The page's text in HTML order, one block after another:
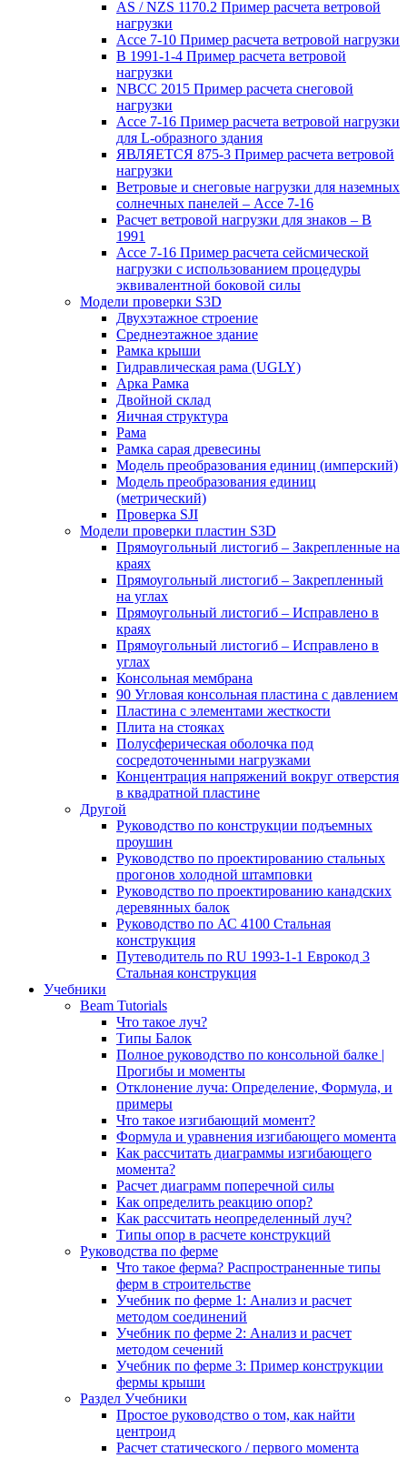
AS / NZS 1170.2 Пример расчета ветровой
нагрузки
Ассе 7-10 Пример расчета ветровой нагрузки
В 1991-1-4 Пример расчета ветровой
нагрузки
NBCC 2015 Пример расчета снеговой
нагрузки
Ассе 7-16 Пример расчета ветровой нагрузки
для L-образного здания
ЯВЛЯЕТСЯ 875-3 Пример расчета ветровой
нагрузки
Ветровые и снеговые нагрузки для наземных
солнечных панелей – Ассе 7-16
Расчет ветровой нагрузки для знаков – В
1991
Ассе 7-16 Пример расчета сейсмической
нагрузки с использованием процедуры
эквивалентной боковой силы
Модели проверки S3D
Двухэтажное строение
Среднеэтажное здание
Рамка крыши
Гидравлическая рама (UGLY)
Арка Рамка
Двойной склад
Яичная структура
Рама
Рамка сарая древесины
Модель преобразования единиц (имперский)
Модель преобразования единиц
(метрический)
Проверка SJI
Модели проверки пластин S3D
Прямоугольный листогиб – Закрепленные на
краях
Прямоугольный листогиб – Закрепленный
на углах
Прямоугольный листогиб – Исправлено в
краях
Прямоугольный листогиб – Исправлено в
углах
Консольная мембрана
90 Угловая консольная пластина с давлением
Пластина с элементами жесткости
Плита на стояках
Полусферическая оболочка под
сосредоточенными нагрузками
Концентрация напряжений вокруг отверстия
в квадратной пластине
Другой
Руководство по конструкции подъемных
проушин
Руководство по проектированию стальных
прогонов холодной штамповки
Руководство по проектированию канадских
деревянных балок
Руководство по АС 4100 Стальная
конструкция
Путеводитель по RU 1993-1-1 Еврокод 3
Стальная конструкция
Учебники
Beam Tutorials
Что такое луч?
Типы Балок
Полное руководство по консольной балке |
Прогибы и моменты
Отклонение луча: Определение, Формула, и
примеры
Что такое изгибающий момент?
Формула и уравнения изгибающего момента
Как рассчитать диаграммы изгибающего
момента?
Расчет диаграмм поперечной силы
Как определить реакцию опор?
Как рассчитать неопределенный луч?
Типы опор в расчете конструкций
Руководства по ферме
Что такое ферма? Распространенные типы
ферм в строительстве
Учебник по ферме 1: Анализ и расчет
методом соединений
Учебник по ферме 2: Анализ и расчет
методом сечений
Учебник по ферме 3: Пример конструкции
фермы крыши
Раздел Учебники
Простое руководство о том, как найти
центроид
Расчет статического / первого момента